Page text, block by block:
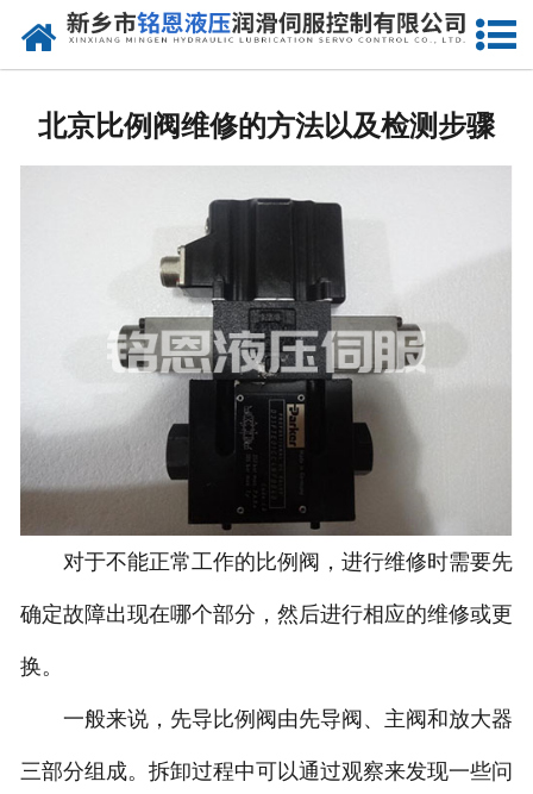
网站首页
资质荣誉
维修现场
售后服务
北京比例阀维修的方法以及检测步骤
对于不能正常工作的比例阀，进行维修时需要先
确定故障出现在哪个部分，然后进行相应的维修或更
换。
一般来说，先导比例阀由先导阀、主阀和放大器
三部分组成。拆卸过程中可以通过观察来发现一些问